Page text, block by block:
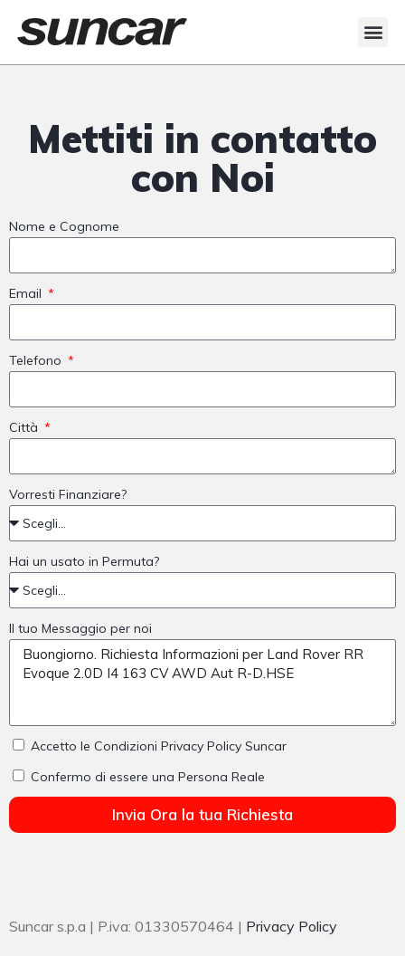
Mettiti in contatto
con Noi
Nome e Cognome
Email
Telefono
Città
Vorresti Finanziare?
Hai un usato in Permuta?
Il tuo Messaggio per noi
Accetto le Condizioni Privacy Policy Suncar
Confermo di essere una Persona Reale
Invia Ora la tua Richiesta
Suncar s.p.a | P.iva: 01330570464 | Privacy Policy